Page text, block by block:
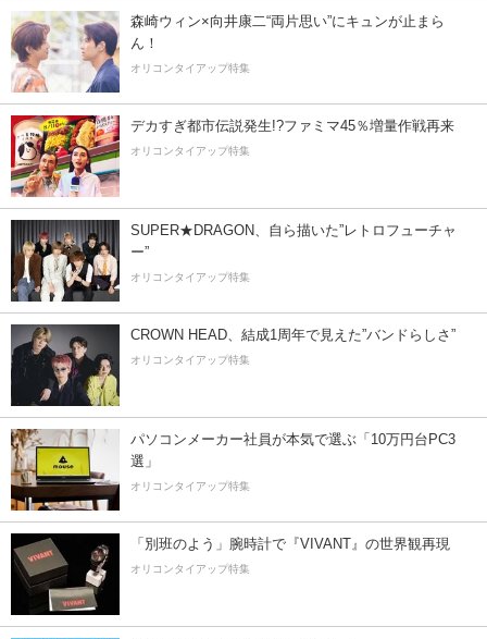
森崎ウィン×向井康二“両片思い”にキュンが止まら
ん！
オリコンタイアップ特集
デカすぎ都市伝説発生!?ファミマ45％増量作戦再来
オリコンタイアップ特集
SUPER★DRAGON、自ら描いた”レトロフューチャ
ー”
オリコンタイアップ特集
CROWN HEAD、結成1周年で見えた”バンドらしさ”
オリコンタイアップ特集
パソコンメーカー社員が本気で選ぶ「10万円台PC3
選」
オリコンタイアップ特集
「別班のよう」腕時計で『VIVANT』の世界観再現
オリコンタイアップ特集